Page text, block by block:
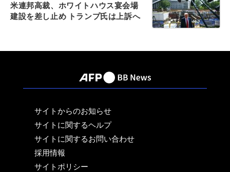
米連邦高裁、ホワイトハウス宴会場
建設を差し止め トランプ氏は上訴へ
サイトからのお知らせ
サイトに関するヘルプ
サイトに関するお問い合わせ
採用情報
サイトポリシー